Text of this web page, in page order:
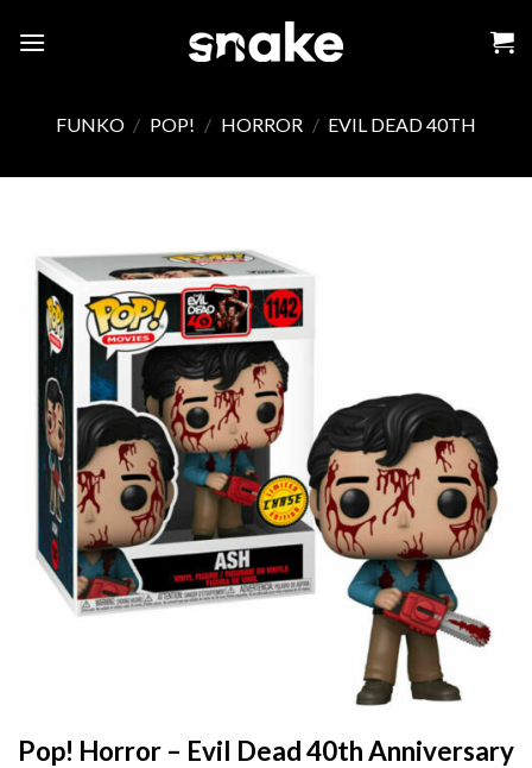
FUNKO / POP! / HORROR / EVIL DEAD 40TH
Pop! Horror – Evil Dead 40th Anniversary